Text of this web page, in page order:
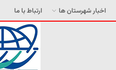
اخبار شهرستان ها
ارتباط با ما